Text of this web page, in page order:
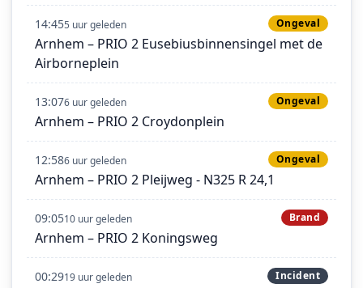
14:455 uur geleden Ongeval
Arnhem – PRIO 2 Eusebiusbinnensingel met de
Airborneplein
13:076 uur geleden Ongeval
Arnhem – PRIO 2 Croydonplein
12:586 uur geleden Ongeval
Arnhem – PRIO 2 Pleijweg - N325 R 24,1
09:0510 uur geleden Brand
Arnhem – PRIO 2 Koningsweg
00:2919 uur geleden Incident